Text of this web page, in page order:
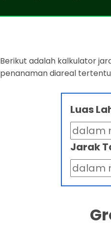
Berikut adalah kalkulator
penanaman diareal
Luas
Jarak